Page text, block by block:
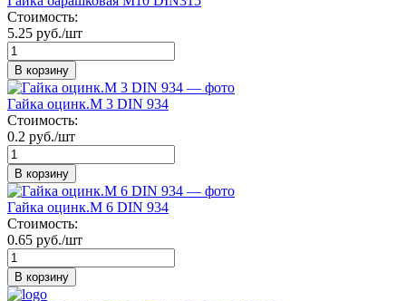
Стоимость:
5.25 руб./шт
В корзину
Гайка оцинк.М 3 DIN 934
Стоимость:
0.2 руб./шт
В корзину
Гайка оцинк.М 6 DIN 934
Стоимость:
0.65 руб./шт
В корзину